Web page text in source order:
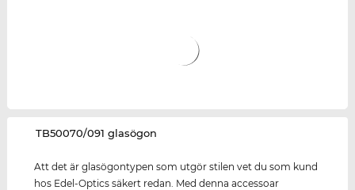
‌TB50070/091 glasögon
Att det är glasögontypen som utgör stilen vet du som kund
hos Edel-Optics säkert redan. Med denna accessoar